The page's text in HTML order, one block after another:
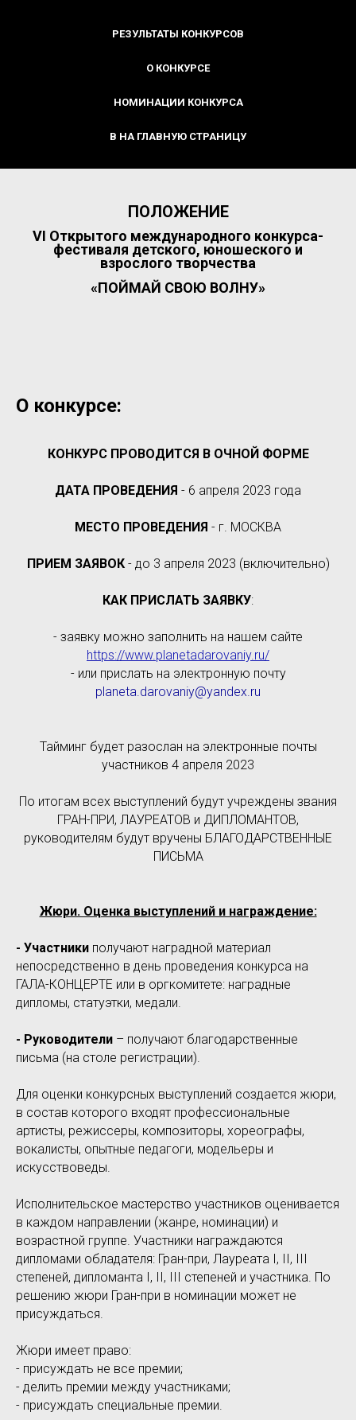
РЕЗУЛЬТАТЫ КОНКУРСОВ
О КОНКУРСЕ
НОМИНАЦИИ КОНКУРСА
В НА ГЛАВНУЮ СТРАНИЦУ
ПОЛОЖЕНИЕ
VI Открытого международного конкурса-
фестиваля детского, юношеского и
взрослого творчества
«ПОЙМАЙ СВОЮ ВОЛНУ»
О конкурсе:
КОНКУРС ПРОВОДИТСЯ В ОЧНОЙ ФОРМЕ
ДАТА ПРОВЕДЕНИЯ - 6 апреля 2023 года
МЕСТО ПРОВЕДЕНИЯ - г. МОСКВА
ПРИЕМ ЗАЯВОК- до 3 апреля 2023 (включительно)
КАК ПРИСЛАТЬ ЗАЯВКУ:
- заявку можно заполнить на нашем сайте
https://www.planetadarovaniy.ru/
- или прислать на электронную почту
planeta.darovaniy@yandex.ru
Тайминг будет разослан на электронные почты
участников 4 апреля 2023
По итогам всех выступлений будут учреждены звания
ГРАН-ПРИ, ЛАУРЕАТОВ и ДИПЛОМАНТОВ,
руководителям будут вручены БЛАГОДАРСТВЕННЫЕ
ПИСЬМА
Жюри. Оценка выступлений и награждение:
- Участники получают наградной материал
непосредственно в день проведения конкурса на
ГАЛА-КОНЦЕРТЕ или в оргкомитете: наградные
дипломы, статуэтки, медали.
- Руководители – получают благодарственные
письма (на столе регистрации).
Для оценки конкурсных выступлений создается жюри,
в состав которого входят профессиональные
артисты, режиссеры, композиторы, хореографы,
вокалисты, опытные педагоги, модельеры и
искусствоведы.
Исполнительское мастерство участников оценивается
в каждом направлении (жанре, номинации) и
возрастной группе. Участники награждаются
дипломами обладателя: Гран-при, Лауреата I, II, III
степеней, дипломанта I, II, III степеней и участника. По
решению жюри Гран-при в номинации может не
присуждаться.
Жюри имеет право:
- присуждать не все премии;
- делить премии между участниками;
- присуждать специальные премии.